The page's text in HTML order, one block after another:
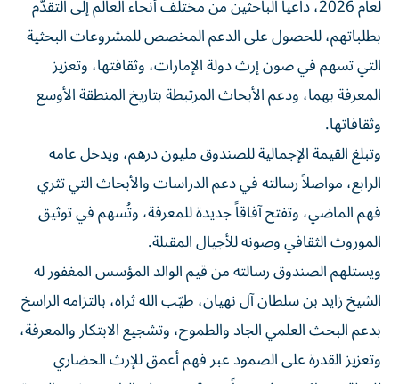
لعام 2026، داعياً الباحثين من مختلف أنحاء العالم إلى التقدّم
بطلباتهم، للحصول على الدعم المخصص للمشروعات البحثية
التي تسهم في صون إرث دولة الإمارات، وثقافتها، وتعزيز
المعرفة بهما، ودعم الأبحاث المرتبطة بتاريخ المنطقة الأوسع
وثقافاتها.
وتبلغ القيمة الإجمالية للصندوق مليون درهم، ويدخل عامه
الرابع، مواصلاً رسالته في دعم الدراسات والأبحاث التي تثري
فهم الماضي، وتفتح آفاقاً جديدة للمعرفة، وتُسهم في توثيق
الموروث الثقافي وصونه للأجيال المقبلة.
ويستلهم الصندوق رسالته من قيم الوالد المؤسس المغفور له
الشيخ زايد بن سلطان آل نهيان، طيّب الله ثراه، بالتزامه الراسخ
بدعم البحث العلمي الجاد والطموح، وتشجيع الابتكار والمعرفة،
وتعزيز القدرة على الصمود عبر فهم أعمق للإرث الحضاري